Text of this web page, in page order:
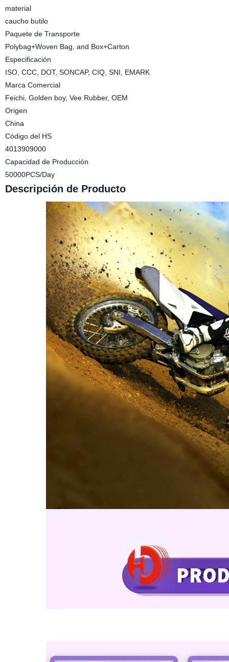
material
caucho butilo
Paquete de Transporte
Polybag+Woven Bag, and Box+Carton
Especificación
ISO, CCC, DOT, SONCAP, CIQ, SNI, EMARK
Marca Comercial
Feichi, Golden boy, Vee Rubber, OEM
Origen
China
Código del HS
4013909000
Capacidad de Producción
50000PCS/Day
Descripción de Producto